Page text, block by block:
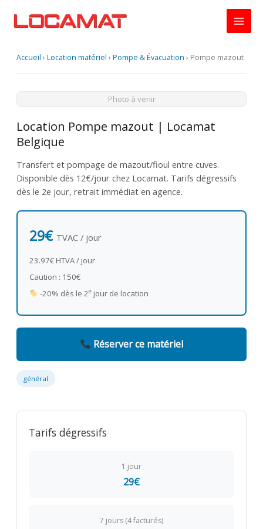
Accueil › Location matériel › Pompe & Évacuation › Pompe mazout
Photo à venir
Location Pompe mazout | Locamat
Belgique
Transfert et pompage de mazout/fioul entre cuves.
Disponible dès 12€/jour chez Locamat. Tarifs dégressifs
dès le 2e jour, retrait immédiat en agence.
29€ TVAC / jour
23.97€ HTVA / jour
Caution : 150€
-20% dès le 2ejour de location
Réserver ce matériel
général
Tarifs dégressifs
1 jour
29€
7 jours (4 facturés)